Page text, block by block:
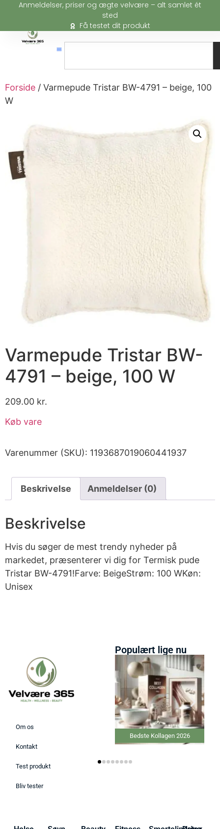
Anmeldelser, priser og ægte velvære – alt samlet ét
sted
Få testet dit produkt
Forside / Varmepude Tristar BW-4791 – beige, 100
W
Varmepude Tristar BW-
4791 – beige, 100 W
209.00 kr.
Køb vare
Varenummer (SKU): 1193687019060441937
Beskrivelse Anmeldelser (0)
Beskrivelse
Hvis du søger de mest trendy nyheder på
markedet, præsenterer vi dig for Termisk pude
Tristar BW-4791!Farve: BeigeStrøm: 100 WKøn:
Unisex
Om os
Kontakt
Test produkt
Bliv tester
Populært lige nu
Bedste Kollagen 2026